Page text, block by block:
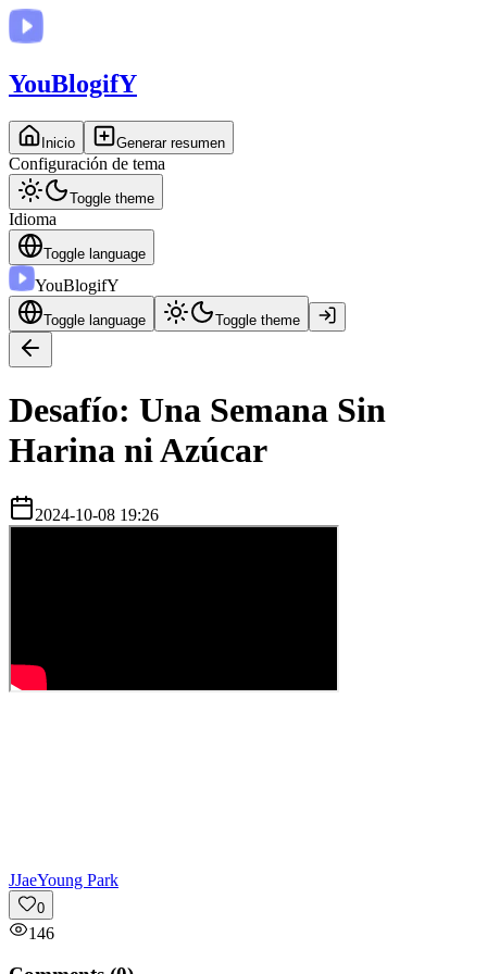
YouBlogifY
Inicio Generar resumen
Configuración de tema
Toggle theme
Idioma
Toggle language
YouBlogifY
Toggle language Toggle theme
Desafío: Una Semana Sin
Harina ni Azúcar
2024-10-08 19:26
JJaeYoung Park
0
146